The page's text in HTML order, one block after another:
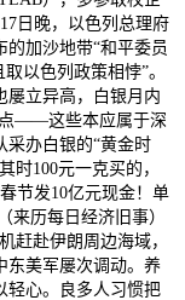
日晚，以色列总理府
加沙地带“和平委员
以色列政策相悖”。
屡立异高，白银月内
点——这些本应属于深
采办白银的“黄金时
时100元一克买的，
节发10亿元现金！单
来历每日经济旧事）
赶赴伊朗周边海域，
东美军屡次调动。养
轻心。良多人习惯把